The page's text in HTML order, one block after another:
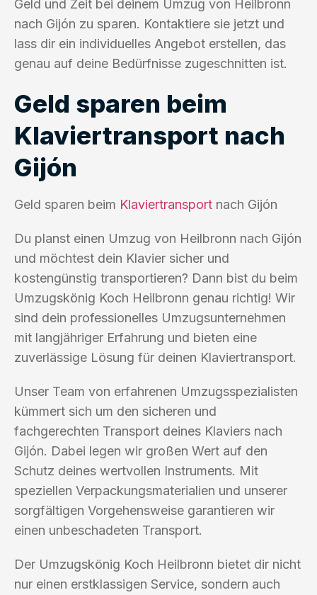
Geld und Zeit bei deinem Umzug von Heilbronn
nach Gijón zu sparen. Kontaktiere sie jetzt und
lass dir ein individuelles Angebot erstellen, das
genau auf deine Bedürfnisse zugeschnitten ist.
Geld sparen beim
Klaviertransport nach
Gijón
Geld sparen beim Klaviertransport nach Gijón
Du planst einen Umzug von Heilbronn nach Gijón
und möchtest dein Klavier sicher und
kostengünstig transportieren? Dann bist du beim
Umzugskönig Koch Heilbronn genau richtig! Wir
sind dein professionelles Umzugsunternehmen
mit langjähriger Erfahrung und bieten eine
zuverlässige Lösung für deinen Klaviertransport.
Unser Team von erfahrenen Umzugsspezialisten
kümmert sich um den sicheren und
fachgerechten Transport deines Klaviers nach
Gijón. Dabei legen wir großen Wert auf den
Schutz deines wertvollen Instruments. Mit
speziellen Verpackungsmaterialien und unserer
sorgfältigen Vorgehensweise garantieren wir
einen unbeschadeten Transport.
Der Umzugskönig Koch Heilbronn bietet dir nicht
nur einen erstklassigen Service, sondern auch